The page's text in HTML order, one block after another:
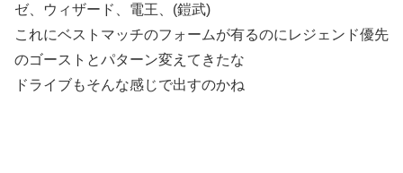
ゼ、ウィザード、電王、(鎧武)
これにベストマッチのフォームが有るのにレジェンド優先
のゴーストとパターン変えてきたな
ドライブもそんな感じで出すのかね